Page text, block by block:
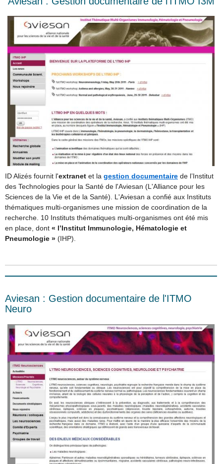
ID Alizés fournit l'extranet et la gestion documentaire de l’Institut
des Technologies pour la Santé de l'Aviesan (L'Alliance pour les
Sciences de la Vie et de la Santé). L'Aviesan a confié aux Instituts
thématiques multi-organismes une mission de coordination de la
recherche. 10 Instituts thématiques multi-organismes ont été mis
en place, dont « l’Institut Immunologie, Hématologie et
Pneumologie » (IHP).
Aviesan : Gestion documentaire de l'ITMO
Neuro